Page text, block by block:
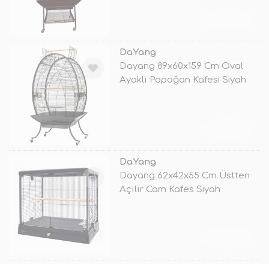
DaYang
Dayang 89x60x159 Cm Oval
Ayaklı Papağan Kafesi Siyah
DaYang
Dayang 62x42x55 Cm Üstten
Açılır Cam Kafes Siyah